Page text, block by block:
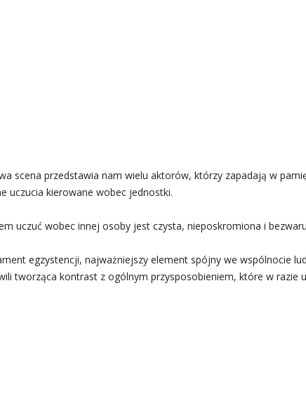
scena przedstawia nam wielu aktorów, którzy zapadają w
uczucia kierowane wobec jednostki.
uczuć wobec innej osoby jest czysta, nieposkromiona i
egzystencji, najważniejszy element spójny we wspólnocie
tworząca kontrast z ogólnym przysposobieniem, które w razie